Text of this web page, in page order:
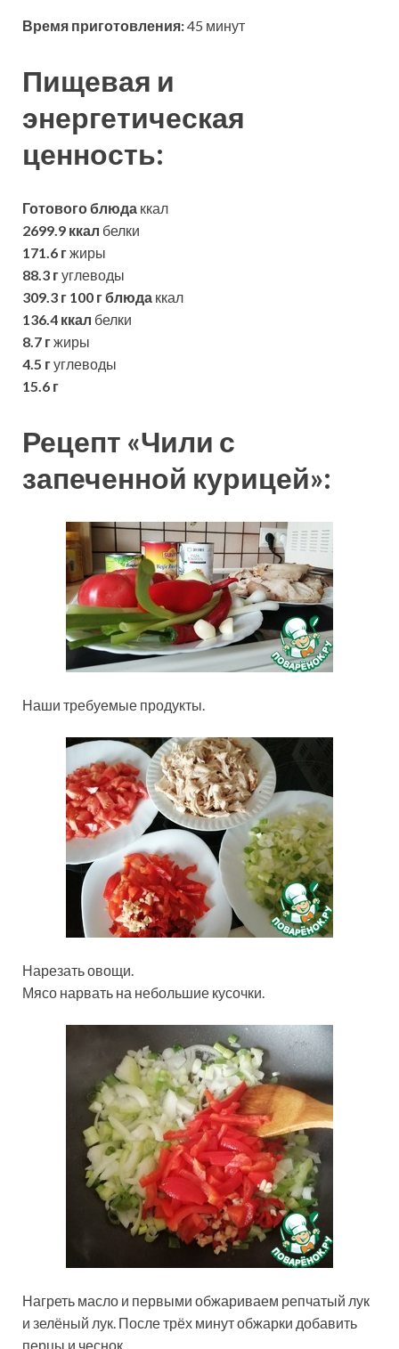
Время приготовления:45 минут
Пищевая и
энергетическая
ценность:
Готового блюда ккал
2699.9 ккал белки
171.6 гжиры
88.3 гуглеводы
309.3 г 100 г блюда ккал
136.4 ккал белки
8.7 гжиры
4.5 гуглеводы
15.6 г
Рецепт «Чили с
запеченной курицей»:
Наши требуемые продукты.
Нарезать овощи.
Мясо нарвать на небольшие кусочки.
Нагреть масло и первыми обжариваем репчатый лук
и зелёный лук. После трёх минут обжарки добавить
перцы и чеснок.